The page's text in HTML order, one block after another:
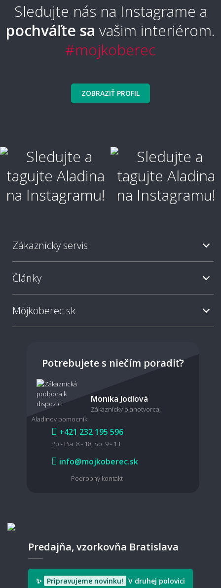
Aký typ koberca sa nebude zošliapávať?
Ako sa koberec čistí a udržuje?
Ako vyčistiť škvrny?
Ako je koberec odolný voči škvrnám?
Aký typ koberca je najjednoduchší na
Dá sa koberec povysávať robotickým
vysávačom?
Je možné koberec čistiť mokrou cestou?
Aký typ koberec je vhodný pre deti?
Sledujte nás na Instagrame a
pochváľte sa vašim interiérom.
#mojkoberec
ZOBRAZIŤ PROFIL
Zákaznícky servis
Články
Môjkoberec.sk
Potrebujete s niečím poradiť?
Monika Jodlová
Zákaznícky blahotvorca,
Aladinov pomocník
+421 232 195 596
Po - Pia: 8 - 18, So: 9 - 13
info@mojkoberec.sk
Podrobný kontakt
Predajňa, vzorkovňa Bratislava
✨ Pripravujeme novinku! V druhej polovici